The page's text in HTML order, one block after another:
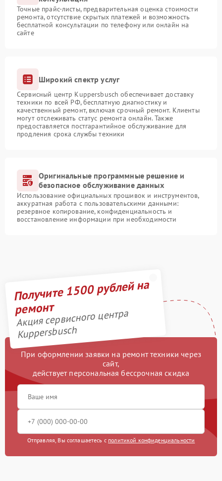
Точные прайс-листы, предварительная оценка стоимости
ремонта, отсутствие скрытых платежей и возможность
бесплатной консультации по телефону или онлайн на
сайте
Широкий спектр услуг
Сервисный центр Kuppersbusch обеспечивает доставку
техники по всей РФ, бесплатную диагностику и
качественный ремонт, включая срочный ремонт. Клиенты
могут отслеживать статус ремонта онлайн. Также
предоставляется постгарантийное обслуживание для
продления срока службы техники
Оригинальные программные решение и
безопасное обслуживание данных
Использование официальных прошивок и инструментов,
аккуратная работа с пользовательскими данными:
резервное копирование, конфиденциальность и
восстановление информации при необходимости
Получите 1500 рублей на
ремонт
Акция сервисного центра
Kuppersbusch
При оформлении заявки на ремонт техники через
сайт,
действует персональная бессрочная скидка
Отправляя, Вы соглашаетесь с политикой конфиденциальности